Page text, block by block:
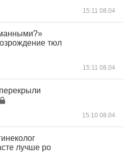
15:11 08.04
тюл
15:11 08.04
15:10 08.04
лучше ро